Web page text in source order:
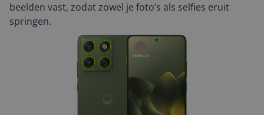
beelden vast, zodat zowel je foto’s als selfies eruit
springen.